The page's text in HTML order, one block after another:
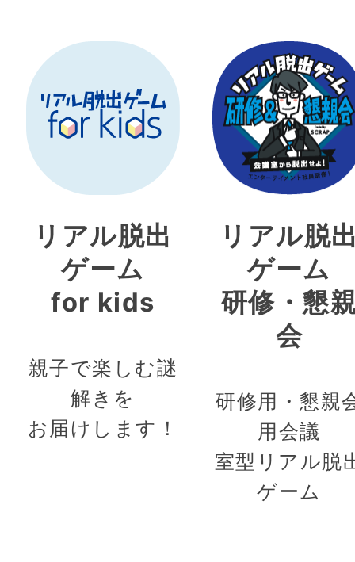
リアル脱出
ゲーム
for kids
親子で楽しむ謎
解きを
お届けします！
リアル脱
ゲーム
研修・懇
会
研修用・懇親
用会議
室型リアル脱
ゲーム